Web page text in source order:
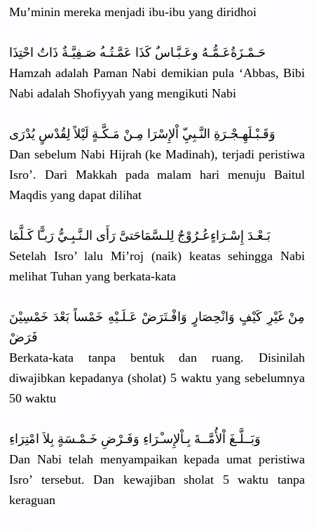
Mu’minin mereka menjadi ibu-ibu yang diridhoi
حَـمْـزَةُعَـمُّـهُ وعَـبَّـاس ٌ كَذَا عَمَّـتُـه ُ صَـفِيَّـة ٌ ذَاتُ احْتِذَا
Hamzah adalah Paman Nabi demikian pula ‘Abbas, Bibi
Nabi adalah Shofiyyah yang mengikuti Nabi
وَقَـبْـلَهِـجْـرَةِ النَّـبِيِ ّ اْلإِسْرَا
مِـنْ مَـكَّـةٍ لَيْلاً لِقُدْسٍ يُدْرَى
Dan sebelum Nabi Hijrah (ke Madinah), terjadi peristiwa
Isro’. Dari Makkah pada malam hari menuju Baitul
Maqdis yang dapat dilihat
بَـعْـدَ إِسْـرَاءٍعُـرُوْجٌ لِلـسَّمَاحَتىَّ رَأَى الـنَّـبِـيُّ رَبـًّا كَـلَّمَا
Setelah Isro’ lalu Mi’roj (naik) keatas sehingga Nabi
melihat Tuhan yang berkata-kata
مِنْ غَيْرِ كَيْفٍ وَانْحِصَارٍ وَافْـتَرَ ضْ عَـلَـيْهِ خَمْساً بَعْدَ خَمْسِيْنَ
فَرَضْ
Berkata-kata tanpa bentuk dan ruang. Disinilah
diwajibkan kepadanya (sholat) 5 waktu yang sebelumnya
50 waktu
وَبَــلَّـغَ اْلأُمَّــةَ بِـاْلإِسـْرَاءِ وَفَـرْضِ خَـمْـسَةٍ بِلاَ امْتِرَاءِ
Dan Nabi telah menyampaikan kepada umat peristiwa
Isro’ tersebut. Dan kewajiban sholat 5 waktu tanpa
keraguan